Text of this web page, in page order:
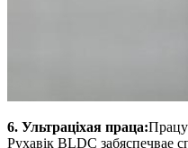
6. Ультраціхая праца:
Рухавік BLDC забяспечвае